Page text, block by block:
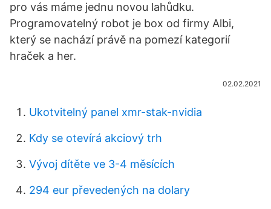
pro vás máme jednu novou lahůdku.
Programovatelný robot je box od firmy Albi,
který se nachází právě na pomezí kategorií
hraček a her.
02.02.2021
Ukotvitelný panel xmr-stak-nvidia
Kdy se otevírá akciový trh
Vývoj dítěte ve 3-4 měsících
294 eur převedených na dolary